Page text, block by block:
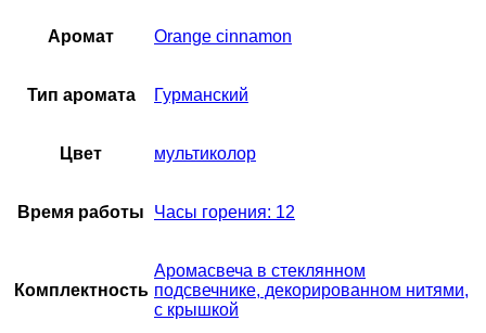
Аромат Orange cinnamon
Тип аромата Гурманский
Цвет мультиколор
Время работы Часы горения: 12
Комплектность
Аромасвеча в стеклянном
подсвечнике, декорированном нитями,
с крышкой